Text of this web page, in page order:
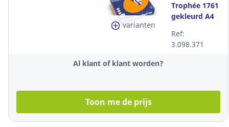
varianten
Trophée 1761
gekleurd A4
feloranje, per
500 vel
Ref:
3.098.371
Al klant of klant worden?
Toon me de prijs